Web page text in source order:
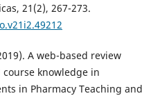
21(2), 267-273.
A web-based review
knowledge in
in Pharmacy Teaching and